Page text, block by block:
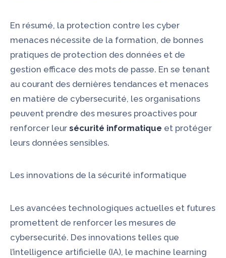
En résumé, la protection contre les cyber
menaces nécessite de la formation, de bonnes
pratiques de protection des données et de
gestion efficace des mots de passe. En se tenant
au courant des dernières tendances et menaces
en matière de cybersecurité, les organisations
peuvent prendre des mesures proactives pour
renforcer leur sécurité informatique et protéger
leurs données sensibles.
Les innovations de la sécurité informatique
Les avancées technologiques actuelles et futures
promettent de renforcer les mesures de
cybersecurité. Des innovations telles que
l’intelligence artificielle (IA), le machine learning